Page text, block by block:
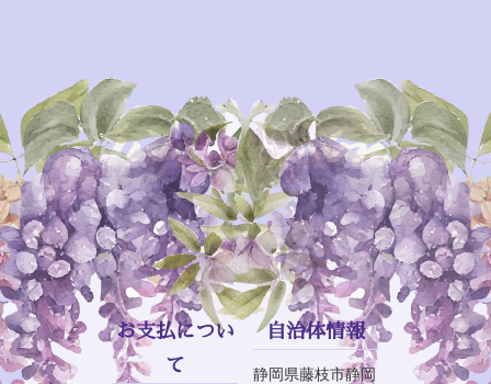
Information
お支払につい
て
自治体情報
静岡県藤枝市静岡